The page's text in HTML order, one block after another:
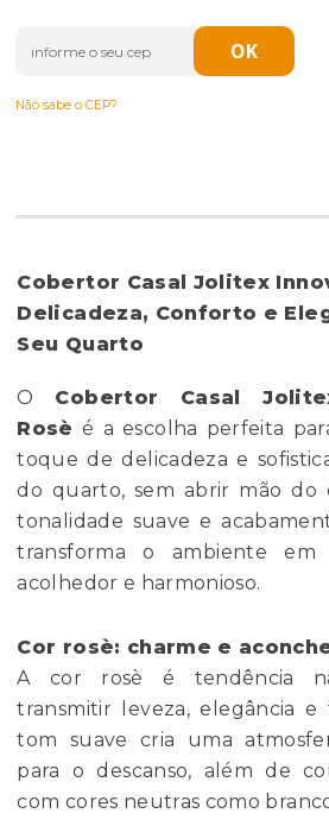
Não sabe o CEP?
Cobertor Casal Jolitex
Delicadeza, Conforto e
Seu Quarto
O Cobertor Casal
Rosè é a escolha perfeita
toque de delicadeza e
do quarto, sem abrir mão do
tonalidade suave e
transforma o ambiente em
acolhedor e harmonioso.
Cor rosè: charme e
A cor rosè é tendência
transmitir leveza, elegância e
tom suave cria uma
para o descanso, além de
com cores neutras como